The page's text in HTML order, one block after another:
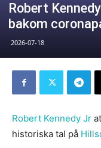
Robert
bakom
2026-07-18
Robert Kennedy Jr
historiska tal på